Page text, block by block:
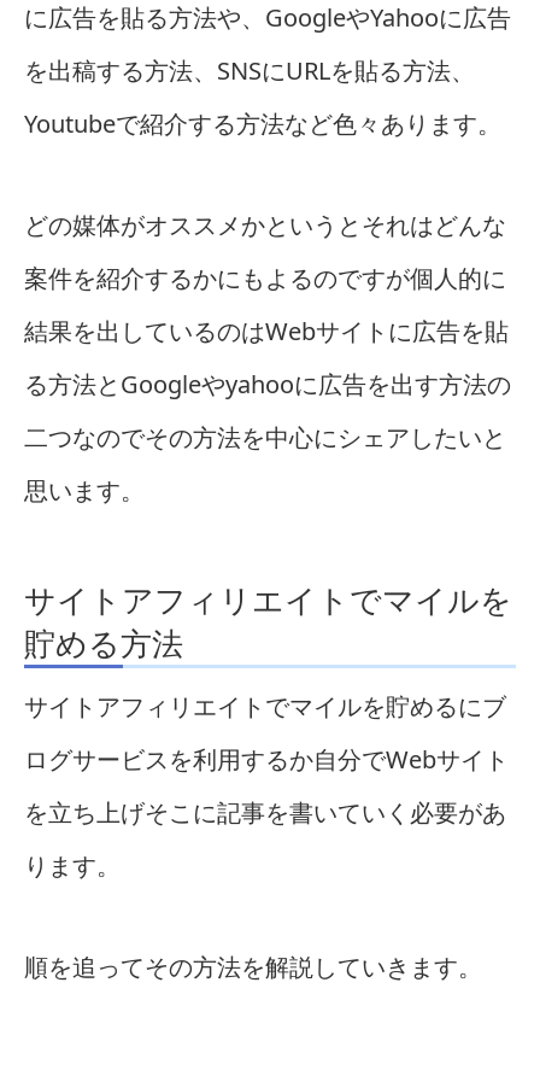
に広告を貼る方法や、GoogleやYahooに広告
を出稿する方法、SNSにURLを貼る方法、
Youtubeで紹介する方法など色々あります。
どの媒体がオススメかというとそれはどんな
案件を紹介するかにもよるのですが個人的に
結果を出しているのはWebサイトに広告を貼
る方法とGoogleやyahooに広告を出す方法の
二つなのでその方法を中心にシェアしたいと
思います。
サイトアフィリエイトでマイルを
貯める方法
サイトアフィリエイトでマイルを貯めるにブ
ログサービスを利用するか自分でWebサイト
を立ち上げそこに記事を書いていく必要があ
ります。
順を追ってその方法を解説していきます。